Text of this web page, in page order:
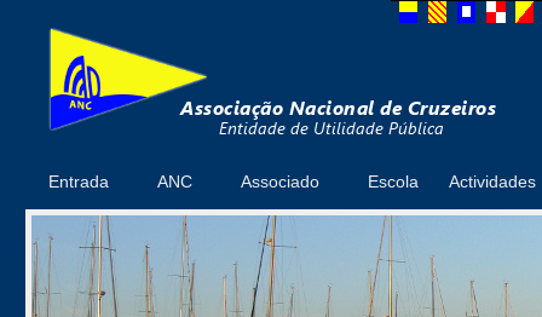
Entrada ANC Associado Escola Actividades